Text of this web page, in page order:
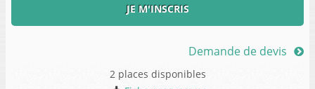
JE M'INSCRIS
Demande de devis
2 places disponibles